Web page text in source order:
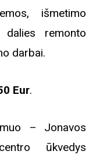
išmetimo
dalies remonto
darbai.
Eur.
– Jonavos
ūkvedys